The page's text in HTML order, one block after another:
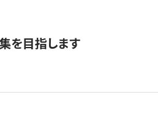
を目指します